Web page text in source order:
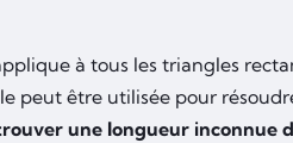
à tous les triangles
peut être utilisée pour
une longueur inconnue